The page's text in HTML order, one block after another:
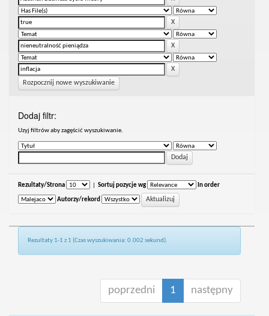
Rozpocznij nowe wyszukiwanie
Dodaj filtr:
Uzyj filtrów aby zagęścić wyszukiwanie.
Rezultaty/Strona Sortuj pozycje wg In order
Autorzy/rekord
Rezultaty 1-1 z 1 (Czas wyszukiwania: 0.002 sekund).
poprzedni 1 następny